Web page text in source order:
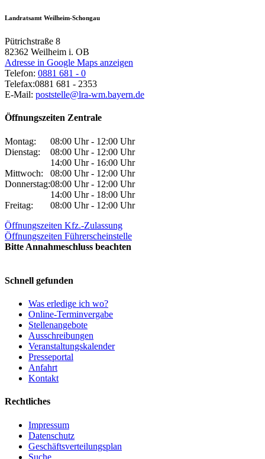
Landratsamt Weilheim-Schongau
Pütrichstraße 8
82362 Weilheim i. OB
Adresse in Google Maps anzeigen
Telefon: 0881 681 - 0
Telefax:0881 681 - 2353
E-Mail: poststelle@lra-wm.bayern.de
Öffnungszeiten Zentrale
Montag:
08:00 Uhr - 12:00 Uhr
Dienstag:
08:00 Uhr - 12:00 Uhr
14:00 Uhr - 16:00 Uhr
Mittwoch:
08:00 Uhr - 12:00 Uhr
Donnerstag:08:00 Uhr - 12:00 Uhr
14:00 Uhr - 18:00 Uhr
Freitag:
08:00 Uhr - 12:00 Uhr
Öffnungszeiten Kfz.-Zulassung
Öffnungszeiten Führerscheinstelle
Bitte Annahmeschluss beachten
Schnell gefunden
Was erledige ich wo?
Online-Terminvergabe
Stellenangebote
Ausschreibungen
Veranstaltungskalender
Presseportal
Anfahrt
Kontakt
Rechtliches
Impressum
Datenschutz
Geschäftsverteilungsplan
Suche